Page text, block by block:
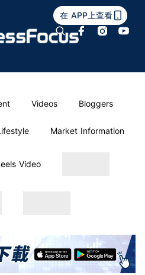
在 APP上查看
Videos Bloggers
Market Information
Video